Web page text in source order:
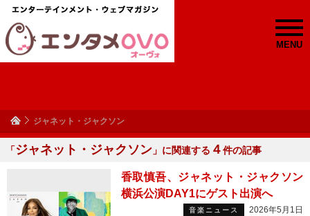
MENU
ジャネット・ジャクソン
「ジャネット・ジャクソン 」に関連する ４件の記事
香取慎吾、ジャネット・ジャクソン
横浜公演DAY1にゲスト出演へ
音楽ニュース 2026年5月1日